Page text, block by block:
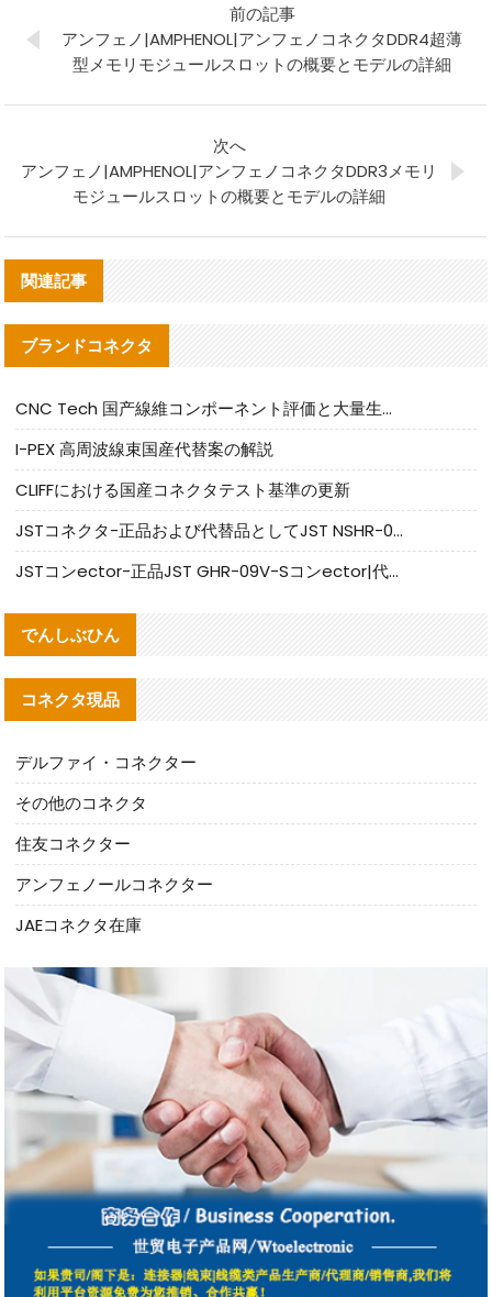
前の記事
アンフェノ|AMPHENOL|アンフェノコネクタDDR4超薄
型メモリモジュールスロットの概要とモデルの詳細
次へ
アンフェノ|AMPHENOL|アンフェノコネクタDDR3メモリ
モジュールスロットの概要とモデルの詳細
関連記事
ブランドコネクタ
CNC Tech 国产線維コンポーネント評価と大量生産適合ガイド
I-PEX 高周波線束国産代替案の解説
CLIFFにおける国産コネクタテスト基準の更新
JSTコネクタ-正品および代替品としてJST NSHR-02V-Sコネクタを提供します
JSTコンector-正品JST GHR-09V-Sコンector|代替品提供
でんしぶひん
コネクタ現品
デルファイ・コネクター
その他のコネクタ
住友コネクター
アンフェノールコネクター
JAEコネクタ在庫